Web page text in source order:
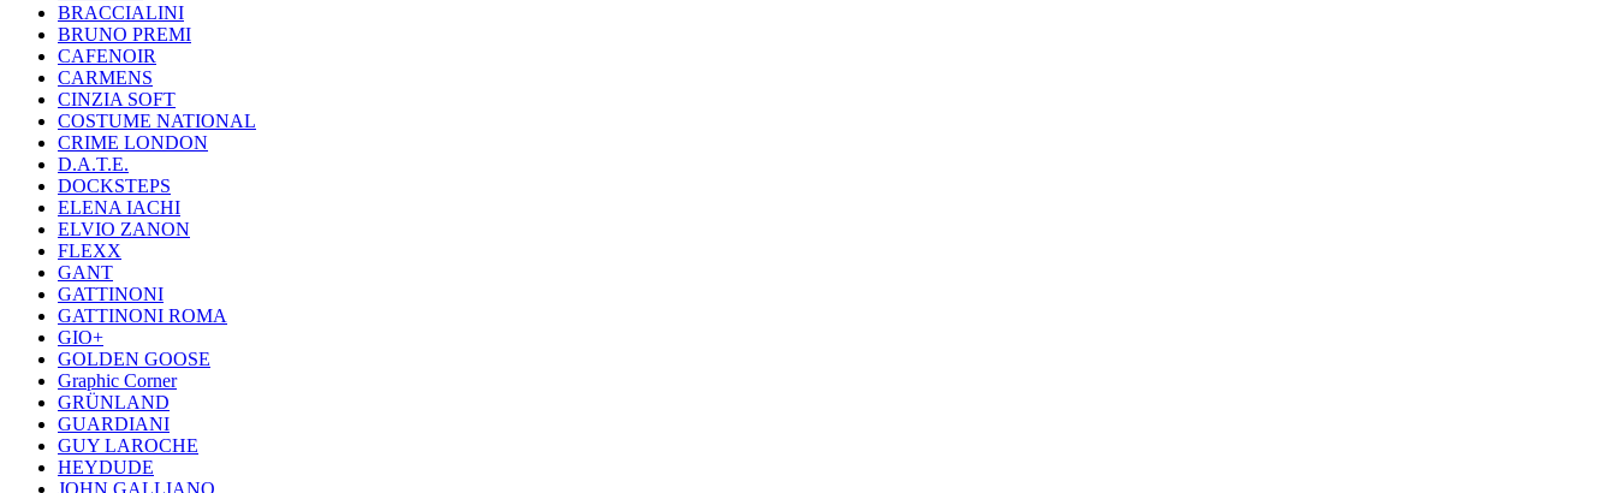
BRACCIALINI
BRUNO PREMI
CAFENOIR
CARMENS
CINZIA SOFT
COSTUME NATIONAL
CRIME LONDON
D.A.T.E.
DOCKSTEPS
ELENA IACHI
ELVIO ZANON
FLEXX
GANT
GATTINONI
GATTINONI ROMA
GIO+
GOLDEN GOOSE
Graphic Corner
GRÜNLAND
GUARDIANI
GUY LAROCHE
HEYDUDE
JOHN GALLIANO